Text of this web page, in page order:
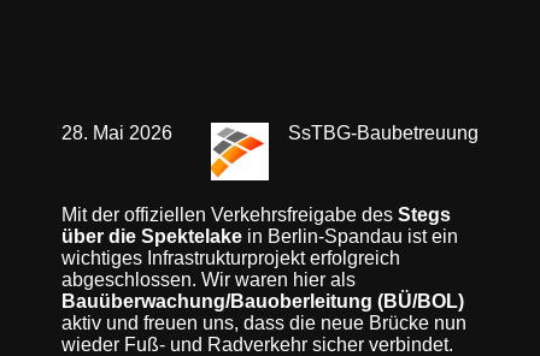
28. Mai 2026 SsTBG-Baubetreuung
Mit der offiziellen Verkehrsfreigabe desStegs
über die Spektelake in Berlin‑Spandau ist ein
wichtiges Infrastrukturprojekt erfolgreich
abgeschlossen. Wir waren hier als
Bauüberwachung/Bauoberleitung (BÜ/BOL)
aktiv und freuen uns, dass die neue Brücke nun
wieder Fuß- und Radverkehr sicher verbindet.